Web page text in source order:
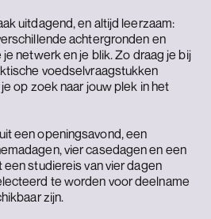
uitdagend, en altijd leerzaam:
achtergronden en
netwerk en je blik. Zo draag je bij
voedselvraagstukken
op zoek naar jouw plek in het
een openingsavond, een
vier casedagen en een
studiereis van vier dagen
te worden voor deelname
zijn.